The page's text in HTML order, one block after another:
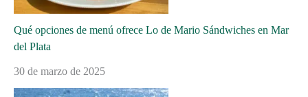
Qué opciones de menú ofrece Lo de Mario Sándwiches en Mar
del Plata
30 de marzo de 2025